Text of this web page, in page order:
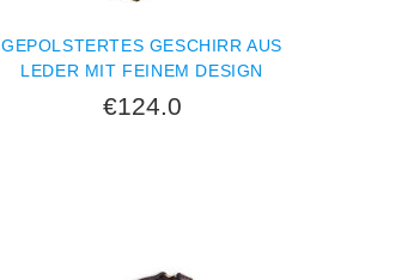
GEPOLSTERTES GESCHIRR AUS
LEDER MIT FEINEM DESIGN
€124.0